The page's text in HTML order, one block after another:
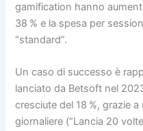
gamification hanno
38 % e la spesa per
“standard”.
Un caso di successo è
lanciato da Betsoft nel
cresciute del 18 %, grazie
giornaliere (“Lancia 20